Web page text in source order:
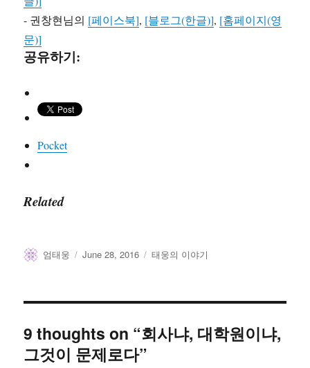
- 권창현님의 [페이스북], [블로그(한글)], [홈페이지(영
문)]
공유하기:
Pocket
Related
Author
엄태웅
Posted
June 28, 2016 Categories
태웅의 이야기
9 thoughts on “회사냐, 대학원이냐,
그것이 문제로다”